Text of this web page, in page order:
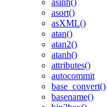
asinh()
asort()
asXML()
atan()
atan2()
atanh()
attributes()
autocommit
base_convert()
basename()